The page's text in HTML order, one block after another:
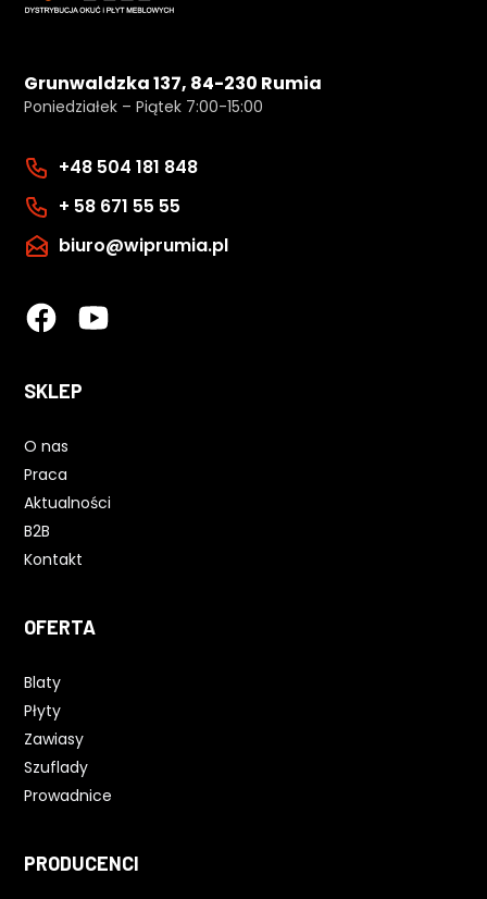
Grunwaldzka 137, 84-230 Rumia
Poniedziałek – Piątek 7:00-15:00
+48 504 181 848
+ 58 671 55 55
biuro@wiprumia.pl
SKLEP
O nas
Praca
Aktualności
B2B
Kontakt
OFERTA
Blaty
Płyty
Zawiasy
Szuflady
Prowadnice
PRODUCENCI